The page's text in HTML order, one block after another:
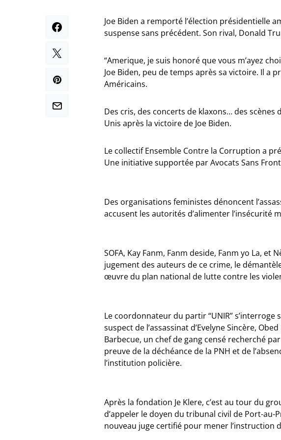
Joe Biden a remporté l’élection présidentielle
suspense sans précédent. Son rival, Donald
“Amerique, je suis honoré que vous m’ayez
Joe Biden, peu de temps après sa victoire. Il a
Américains.
Des cris, des concerts de klaxons… des scènes
Unis après la victoire de Joe Biden.
Le collectif Ensemble Contre la Corruption a
Une initiative supportée par Avocats Sans
Des organisations feministes dénoncent
accusent les autorités d’alimenter l’insécurité
SOFA, Kay Fanm, Fanm deside, Fanm yo La, et
jugement des auteurs de ce crime, le
œuvre du plan national de lutte contre les
Le coordonnateur du partir “UNIR”
suspect de l’assassinat d’Evelyne Sincère,
Barbecue, un chef de gang censé recherché
preuve de la déchéance de la PNH et de
l’institution policière.
Après la fondation Je Klere, c’est au tour du
d’appeler le doyen du tribunal civil de Port-au-
nouveau juge certifié pour mener l’instruction